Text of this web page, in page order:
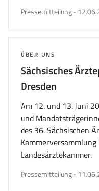
Pressemitteilung-
Sächsisches
Dresden
THEMA:
ÜBER UNS
Am 12. und 13. Juni
und
des 36. Sächsischen
Landesärztekammer.
Pressemitteilung-